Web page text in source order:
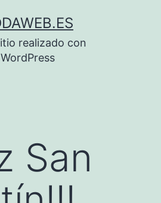
realizado con
WordPress
San